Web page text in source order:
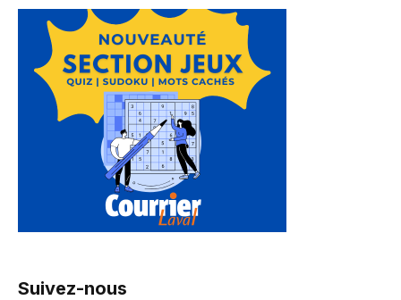
Suivez-nous